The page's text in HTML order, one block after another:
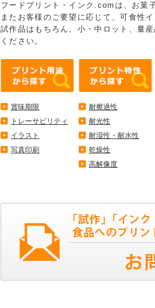
フードプリント・インク.comは、お菓
またお客様のご要望に応じて、可食性
試作品はもちろん、小・中ロット、量
ください。
賞味期限
トレーサビリティ
イラスト
写真印刷
耐擦過性
耐光性
耐湿性・耐水性
乾燥性
高解像度